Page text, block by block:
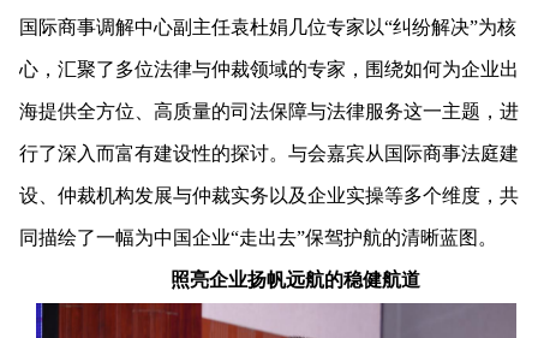
国际商事调解中心副主任袁杜娟几位专家以“纠纷解决”为核
心，汇聚了多位法律与仲裁领域的专家，围绕如何为企业出
海提供全方位、高质量的司法保障与法律服务这一主题，进
行了深入而富有建设性的探讨。与会嘉宾从国际商事法庭建
设、仲裁机构发展与仲裁实务以及企业实操等多个维度，共
同描绘了一幅为中国企业“走出去”保驾护航的清晰蓝图。
照亮企业扬帆远航的稳健航道